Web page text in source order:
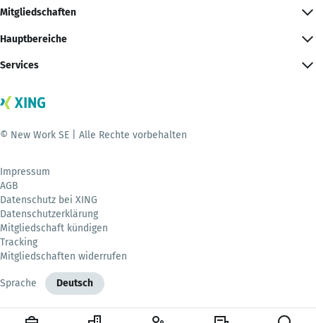
Mitgliedschaften
Hauptbereiche
Services
© New Work SE | Alle Rechte vorbehalten
Impressum
AGB
Datenschutz bei XING
Datenschutzerklärung
Mitgliedschaft kündigen
Tracking
Mitgliedschaften widerrufen
Sprache Deutsch